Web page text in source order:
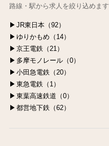
路線・駅から求人を絞り込めます
JR東日本（92）
ゆりかもめ（14）
京王電鉄（21）
多摩モノレール（0）
小田急電鉄（20）
東急電鉄（1）
東葉高速鉄道（0）
都営地下鉄（62）